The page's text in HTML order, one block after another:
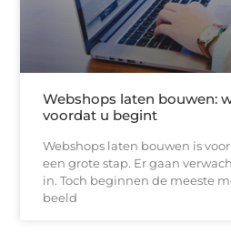
Webshops laten bouwen:
voordat u begint
Webshops laten bouwen is
een grote stap. Er gaan
in. Toch beginnen de meeste
beeld